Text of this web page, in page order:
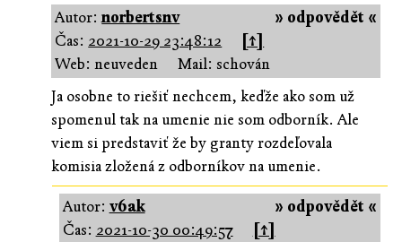
» odpovědět «
Autor:norbertsnv
Čas: 2021-10-29 23:48:12
[↑]
Web: neuveden
Mail: schován
Ja osobne to riešiť nechcem, keďže ako som už
spomenul tak na umenie nie som odborník. Ale
viem si predstaviť že by granty rozdeľovala
komisia zložená z odborníkov na umenie.
» odpovědět «
Autor: v6ak
Čas: 2021-10-30 00:49:57
[↑]